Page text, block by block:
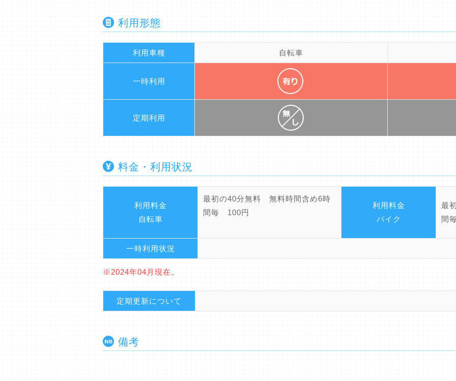
利用形態
利用車種 自転車
一時利用
定期利用
料金・利用状況
利用料金
自転車
最初の40分無料 無料時間含め6時
間毎 100円
利用料金
バイク
最
間
一時利用状況
※2024年04月現在。
定期更新について
備考